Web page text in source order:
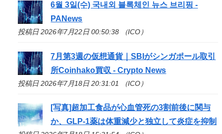
6월 3일(수) 국내외 블록체인 뉴스 브리핑 -
PANews
投稿日 2026年7月22日 00:50:38 （ICO）
7月第3週の仮想通貨｜SBIがシンガポール取引
所Coinhako買収 - Crypto News
投稿日 2026年7月18日 20:31:01 （ICO）
[写真]超加工食品が心血管死の3割前後に関与
か、GLP-1薬は体重減少と独立して炎症を抑制